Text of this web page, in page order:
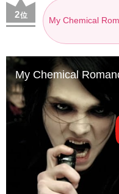
My Chemical
2位
My Chemical